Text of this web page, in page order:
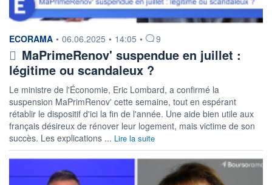
information fournie par
ECORAMA • 06.06.2025 • 14:05 • 9
MaPrimeRenov' suspendue en juillet :
légitime ou scandaleux ?
Le ministre de l'Économie, Eric Lombard, a confirmé la
suspension MaPrimRenov' cette semaine, tout en espérant
rétablir le dispositif d'ici la fin de l'année. Une aide bien utile aux
français désireux de rénover leur logement, mais victime de son
succès. Les explications ... Lire la suite